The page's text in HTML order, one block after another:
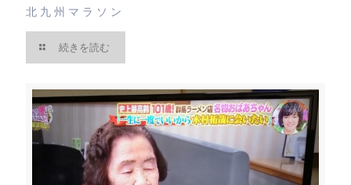
北九州マラソン
続きを読む